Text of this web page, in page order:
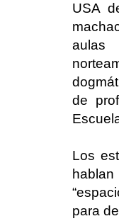
USA
aulas
de
Los
para